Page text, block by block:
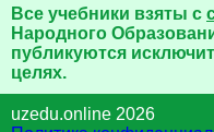
Все учебники взяты с
Народного
публикуются
целях.
uzedu.online 2026